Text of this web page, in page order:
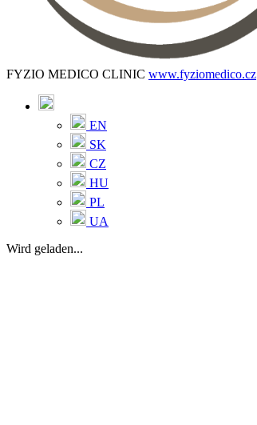
FYZIO MEDICO CLINIC www.fyziomedico.cz
EN
SK
CZ
HU
PL
UA
Wird geladen...